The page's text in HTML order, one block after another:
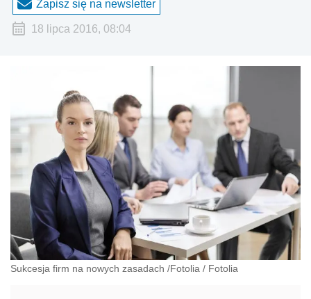
Zapisz się na newsletter
18 lipca 2016, 08:04
Sukcesja firm na nowych zasadach /Fotolia / Fotolia